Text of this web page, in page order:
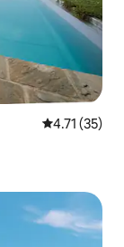
レビュー35
4.71 (35)